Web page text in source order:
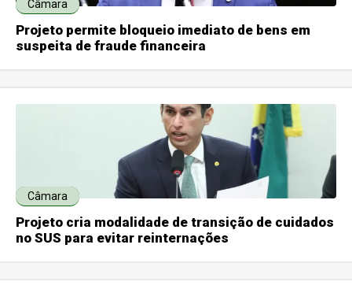
Câmara
Projeto permite bloqueio imediato de bens em
suspeita de fraude financeira
Câmara
Projeto cria modalidade de transição de cuidados
no SUS para evitar reinternações